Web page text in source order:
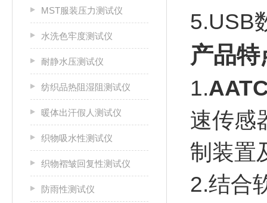
MST服装压力测试仪
水洗色牢度测试仪
耐静水压测试仪
纺织品热阻湿阻测试仪
暖体出汗假人测试仪
织物吸水性测试仪
织物褶皱回复性测试仪
防雨性测试仪
5.USB
产品特
1.
速传感
制装置
2.结合